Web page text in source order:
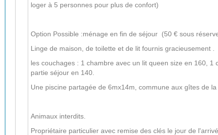
loger à 5 personnes pour plus de confort)
Option Possible :ménage en fin de séjour (50 € sous
Linge de maison, de toilette et de lit fournis gracieusement .
les couchages : 1 chambre avec un lit queen size en 160,
partie séjour en 140.
Une piscine partagée de 6mx14m, commune aux gîtes de la
Animaux interdits.
Propriétaire particulier avec remise des clés le jour de